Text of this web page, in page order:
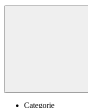
Categorie